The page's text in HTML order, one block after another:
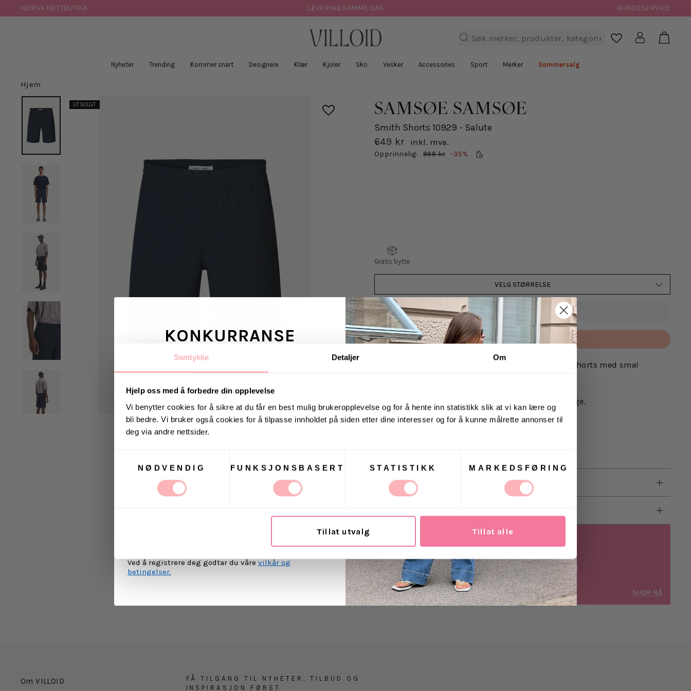
Samtykke Detaljer Om
Hjelp oss med å forbedre din opplevelse
Vi benytter cookies for å sikre at du får en best mulig brukeropplevelse og for å hente inn statistikk slik at vi kan lære og
bli bedre. Vi bruker også cookies for å tilpasse innholdet på siden etter dine interesser og for å kunne målrette annonser til
deg via andre nettsider.
NØDVENDIG
FUNKSJONSBASERT STATISTIKK MARKEDSFØRING
Tillat utvalg Tillat alle
til
NORSK NETTBUTIKK LEVERING SAMME DAG KUNDESERVICE
Søk  Logg inn
Nyheter Trending Kommer snart Designere Klær Kjoler Sko Vesker Accessories Sport Merker Sommersalg
Hjem
UTSOLGT SAMSØE SAMSØE
Smith Shorts 10929 - Salute
649 kr inkl. mva.
Opprinnelig: 999 kr
Salgspris -35%
Gratis bytte
VELG STØRRELSE
VELG
STØRRELSE
VELG
STØRRELSE
UTSOLGT
Betal med
Smith Shorts 10929 fra Samsøe Samsøe. Uformell shorts med smal
Modellen er 189 cm høy og har på seg størrelse large.
Levering
Om VILLOID
FÅ TILGANG TIL NYHETER, TILBUD OG
INSPIRASJON FØRST
KONKURRANSE
Vinn valgfrie jeans fra Jeanerica
til deg og en venn <3
Vinneren annonseres 9. august via Instagram
Ja, jeg samtykker til at Villoid kan sende meg
Ved å registrere deg godtar du våre vilkår og
betingelser.